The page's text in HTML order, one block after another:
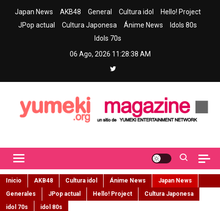
Japan News AKB48 General Cultura idol
Hello! Project
JPop actual
Cultura Japonesa Ánime News
Idols 80s
Idols 70s
06 Ago, 2026 11:28:39 AM
Inicio AKB48 Cultura idol Ánime News
Japan News
Generales
JPop actual Hello! Project
Cultura Japonesa
idol 70s
idol 80s